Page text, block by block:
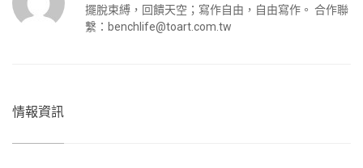
擺脫束縛，回饋天空；寫作自由，自由寫作。 合作聯
繫： benchlife@toart.com.tw
情報資訊